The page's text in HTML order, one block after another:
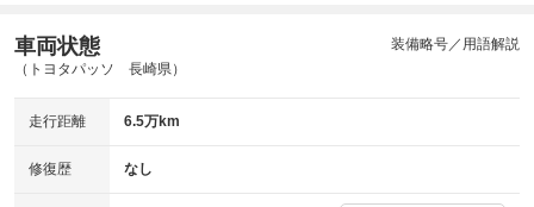
車両状態
（トヨタパッソ 長崎県）
装備略号／用語解説
走行距離 6.5万km
修復歴 なし